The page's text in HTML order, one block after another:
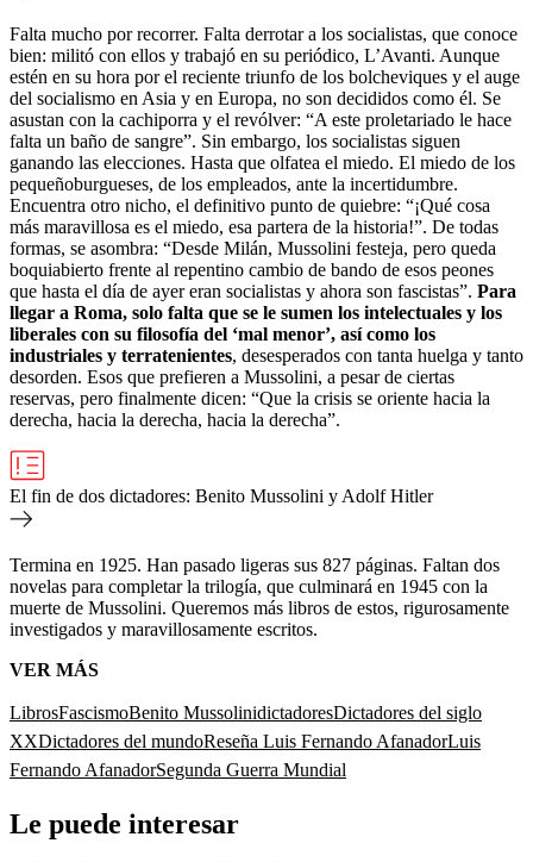
Falta mucho por recorrer. Falta derrotar a los socialistas, que conoce
bien: militó con ellos y trabajó en su periódico, L’Avanti. Aunque
estén en su hora por el reciente triunfo de los bolcheviques y el auge
del socialismo en Asia y en Europa, no son decididos como él. Se
asustan con la cachiporra y el revólver: “A este proletariado le hace
falta un baño de sangre”. Sin embargo, los socialistas siguen
ganando las elecciones. Hasta que olfatea el miedo. El miedo de los
pequeñoburgueses, de los empleados, ante la incertidumbre.
Encuentra otro nicho, el definitivo punto de quiebre: “¡Qué cosa
más maravillosa es el miedo, esa partera de la historia!”. De todas
formas, se asombra: “Desde Milán, Mussolini festeja, pero queda
boquiabierto frente al repentino cambio de bando de esos peones
que hasta el día de ayer eran socialistas y ahora son fascistas”. Para
llegar a Roma, solo falta que se le sumen los intelectuales y los
liberales con su filosofía del ‘mal menor’, así como los
industriales y terratenientes, desesperados con tanta huelga y tanto
desorden. Esos que prefieren a Mussolini, a pesar de ciertas
reservas, pero finalmente dicen: “Que la crisis se oriente hacia la
derecha, hacia la derecha, hacia la derecha”.
El fin de dos dictadores: Benito Mussolini y Adolf Hitler
Termina en 1925. Han pasado ligeras sus 827 páginas. Faltan dos
novelas para completar la trilogía, que culminará en 1945 con la
muerte de Mussolini. Queremos más libros de estos, rigurosamente
investigados y maravillosamente escritos.
VER MÁS
LibrosFascismoBenito MussolinidictadoresDictadores del siglo
XXDictadores del mundoReseña Luis Fernando AfanadorLuis
Fernando AfanadorSegunda Guerra Mundial
Le puede interesar